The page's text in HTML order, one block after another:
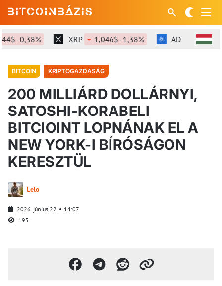
-0,38% XRP 1,046$ -1,38% ADA 0,2$
BITCOIN KRIPTOGAZDASÁG
200 MILLIÁRD DOLLÁRNYI,
SATOSHI-KORABELI
BITCIOINT LOPNÁNAK EL A
NEW YORK-I BÍRÓSÁGON
KERESZTÜL
Lelo
2026. június 22.
14:07
195